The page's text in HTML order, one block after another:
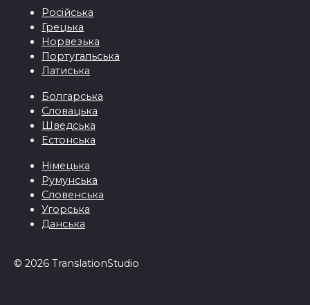
Pосійськa
Грецькa
Норвезька
Португальська
Латиська
Болгарська
Словацька
Шведська
Естонська
Німецька
Румунська
Словенська
Угорська
Данська
© 2026 TranslationStudio